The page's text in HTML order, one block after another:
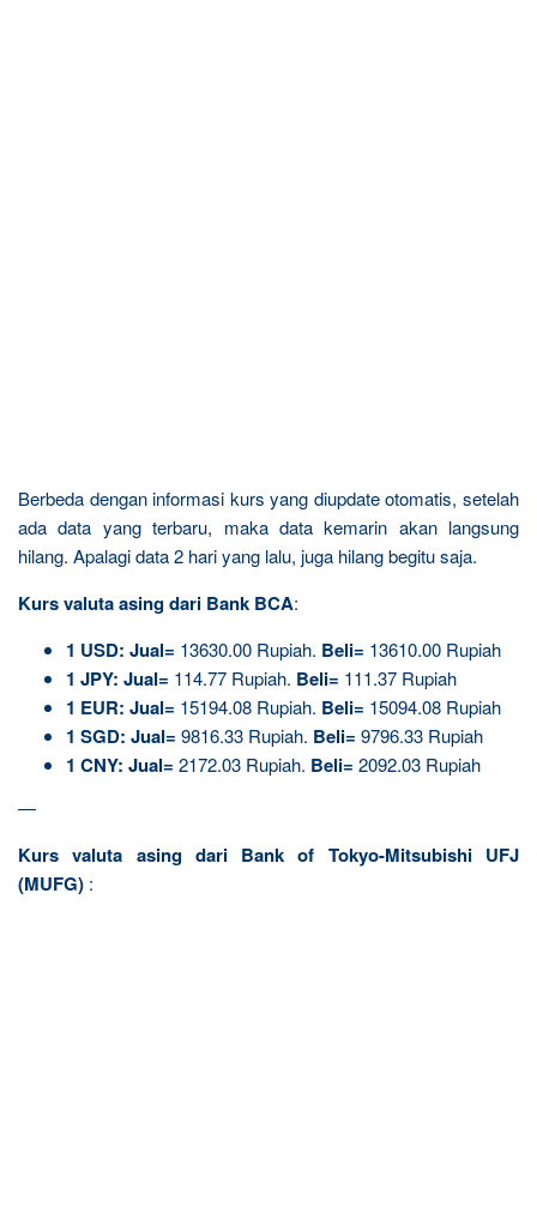
Berbeda dengan informasi kurs yang diupdate otomatis, setelah
ada data yang terbaru, maka data kemarin akan langsung
hilang. Apalagi data 2 hari yang lalu, juga hilang begitu saja.
Kurs valuta asing dari Bank BCA:
1 USD: Jual= 13630.00 Rupiah. Beli= 13610.00 Rupiah
1 JPY: Jual= 114.77 Rupiah. Beli= 111.37 Rupiah
1 EUR: Jual= 15194.08 Rupiah. Beli= 15094.08 Rupiah
1 SGD: Jual= 9816.33 Rupiah. Beli= 9796.33 Rupiah
1 CNY: Jual= 2172.03 Rupiah. Beli= 2092.03 Rupiah
—
Kurs valuta asing dari Bank of Tokyo-Mitsubishi UFJ
(MUFG) :